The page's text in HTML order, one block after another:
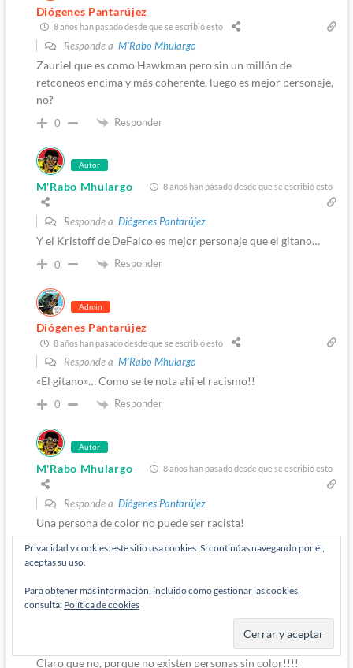
Diógenes Pantarújez
8 años han pasado desde que se escribió esto
Responde a M'Rabo Mhulargo
Zauriel que es como Hawkman pero sin un millón de
retconeos encima y más coherente, luego es mejor personaje,
no?
0 Responder
Autor
M'Rabo Mhulargo 8 años han pasado desde que se escribió esto
Responde a Diógenes Pantarújez
Y el Kristoff de DeFalco es mejor personaje que el gitano…
0 Responder
Admin
Diógenes Pantarújez
8 años han pasado desde que se escribió esto
Responde a M'Rabo Mhulargo
«El gitano»… Como se te nota ahi el racismo!!
0 Responder
Autor
M'Rabo Mhulargo 8 años han pasado desde que se escribió esto
Responde a Diógenes Pantarújez
Una persona de color no puede ser racista!
0 Responder
Admin
Diógenes Pantarújez
Claro que no, porque no existen personas sin color!!!!
Privacidad y cookies: este sitio usa cookies. Si continúas navegando por él,
aceptas su uso.
Para obtener más información, incluido cómo gestionar las cookies,
consulta: Política de cookies